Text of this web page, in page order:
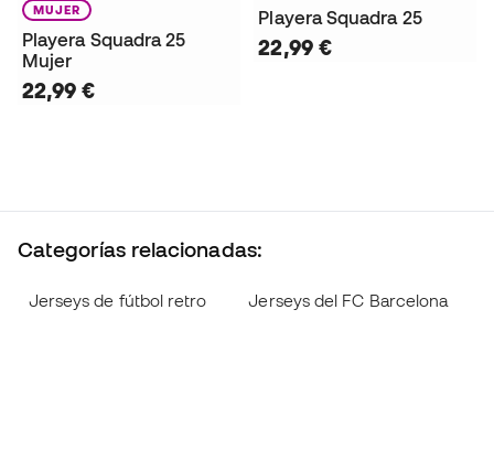
MUJER
Playera Squadra 25
Mujer
22,99 €
Playera Squadra 25
22,99 €
Categorías relacionadas:
Jerseys de fútbol retro Jerseys del FC Barcelona